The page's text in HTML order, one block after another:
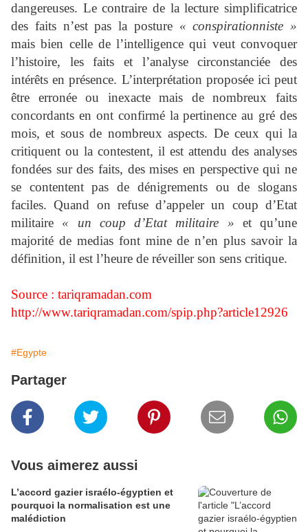
dangereuses. Le contraire de la lecture simplificatrice
des faits n’est pas la posture « conspirationniste »
mais bien celle de l’intelligence qui veut convoquer
l’histoire, les faits et l’analyse circonstanciée des
intérêts en présence. L’interprétation proposée ici peut
être erronée ou inexacte mais de nombreux faits
concordants en ont confirmé la pertinence au gré des
mois, et sous de nombreux aspects. De ceux qui la
critiquent ou la contestent, il est attendu des analyses
fondées sur des faits, des mises en perspective qui ne
se contentent pas de dénigrements ou de slogans
faciles. Quand on refuse d’appeler un coup d’Etat
militaire « un coup d’Etat militaire » et qu’une
majorité de medias font mine de n’en plus savoir la
définition, il est l’heure de réveiller son sens critique.
Source : tariqramadan.com
http://www.tariqramadan.com/spip.php?article12926
#Egypte
Partager
Vous aimerez aussi
L’accord gazier israélo-égyptien et
pourquoi la normalisation est une
malédiction